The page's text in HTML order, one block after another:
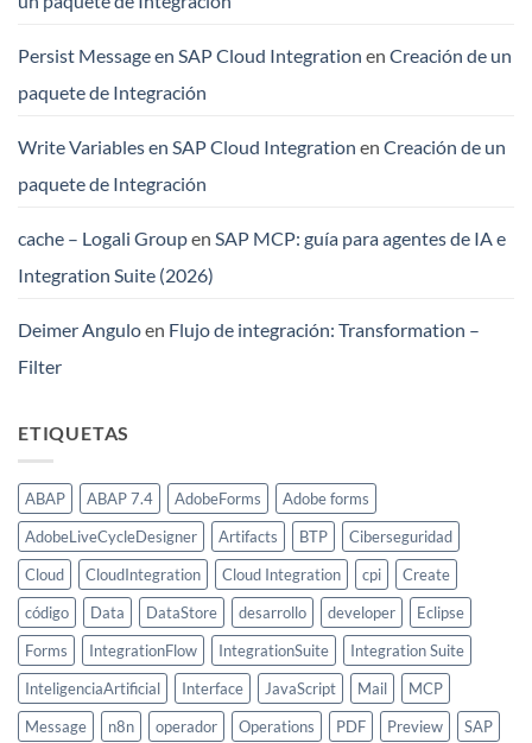
Persist Message en SAP Cloud Integration en Creación de un
paquete de Integración
Write Variables en SAP Cloud Integration en Creación de un
paquete de Integración
cache – Logali Groupen SAP MCP: guía para agentes de IA e
Integration Suite (2026)
Deimer Anguloen Flujo de integración: Transformation –
Filter
ETIQUETAS
ABAP ABAP 7.4 AdobeForms
Adobe forms
AdobeLiveCycleDesigner
Artifacts BTP
Ciberseguridad
Cloud
CloudIntegration Cloud Integration cpi
Create
código
Data DataStore desarrollo developer
Eclipse
Forms
IntegrationFlow IntegrationSuite
Integration Suite
InteligenciaArtificial
Interface JavaScript Mail
MCP
Message
n8n operador Operations PDF Preview
SAP